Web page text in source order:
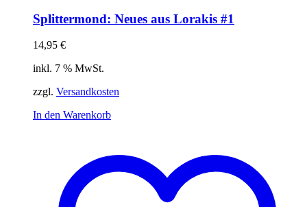
Splittermond: Neues aus Lorakis #1
14,95 €
inkl. 7 % MwSt.
zzgl. Versandkosten
In den Warenkorb